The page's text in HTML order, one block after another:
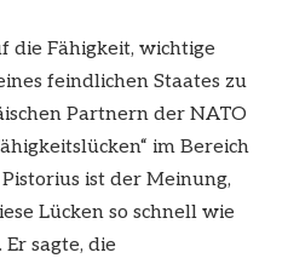
die Fähigkeit, wichtige
feindlichen Staates zu
Partnern der NATO
im Bereich
ist der Meinung,
Lücken so schnell wie
sagte, die